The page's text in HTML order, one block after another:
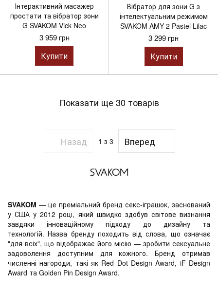
Інтерактивний масажер
простати та вібратор зони
G SVAKOM Vick Neo
3 959 грн
Купити
Вібратор для зони G з
інтелектуальним режимом
SVAKOM AMY 2 Pastel Lilac
3 299 грн
Купити
Показати ще 30 товарів
Назад 1 з 3 Вперед
SVAKOM — це преміальний бренд секс-іграшок, заснований
у США у 2012 році, який швидко здобув світове визнання
завдяки інноваційному підходу до дизайну та
технологій. Назва бренду походить від слова, що означає
"для всіх", що відображає його місію — зробити сексуальне
задоволення доступним для кожного. Бренд отримав
численні нагороди, такі як Red Dot Design Award, iF Design
Award та Golden Pin Design Award.